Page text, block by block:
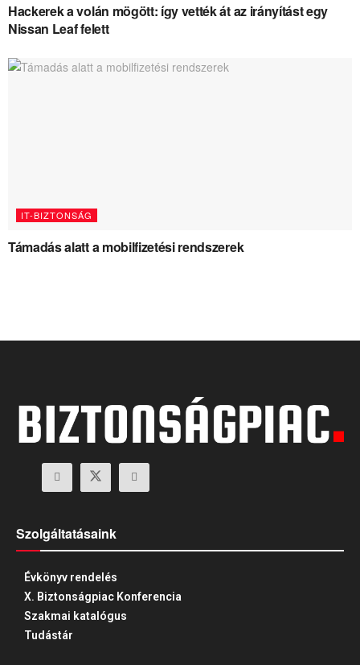
Hackerek a volán mögött: így vették át az irányítást egy
Nissan Leaf felett
IT-BIZTONSÁG
Támadás alatt a mobilfizetési rendszerek
Szolgáltatásaink
Évkönyv rendelés
X. Biztonságpiac Konferencia
Szakmai katalógus
Tudástár